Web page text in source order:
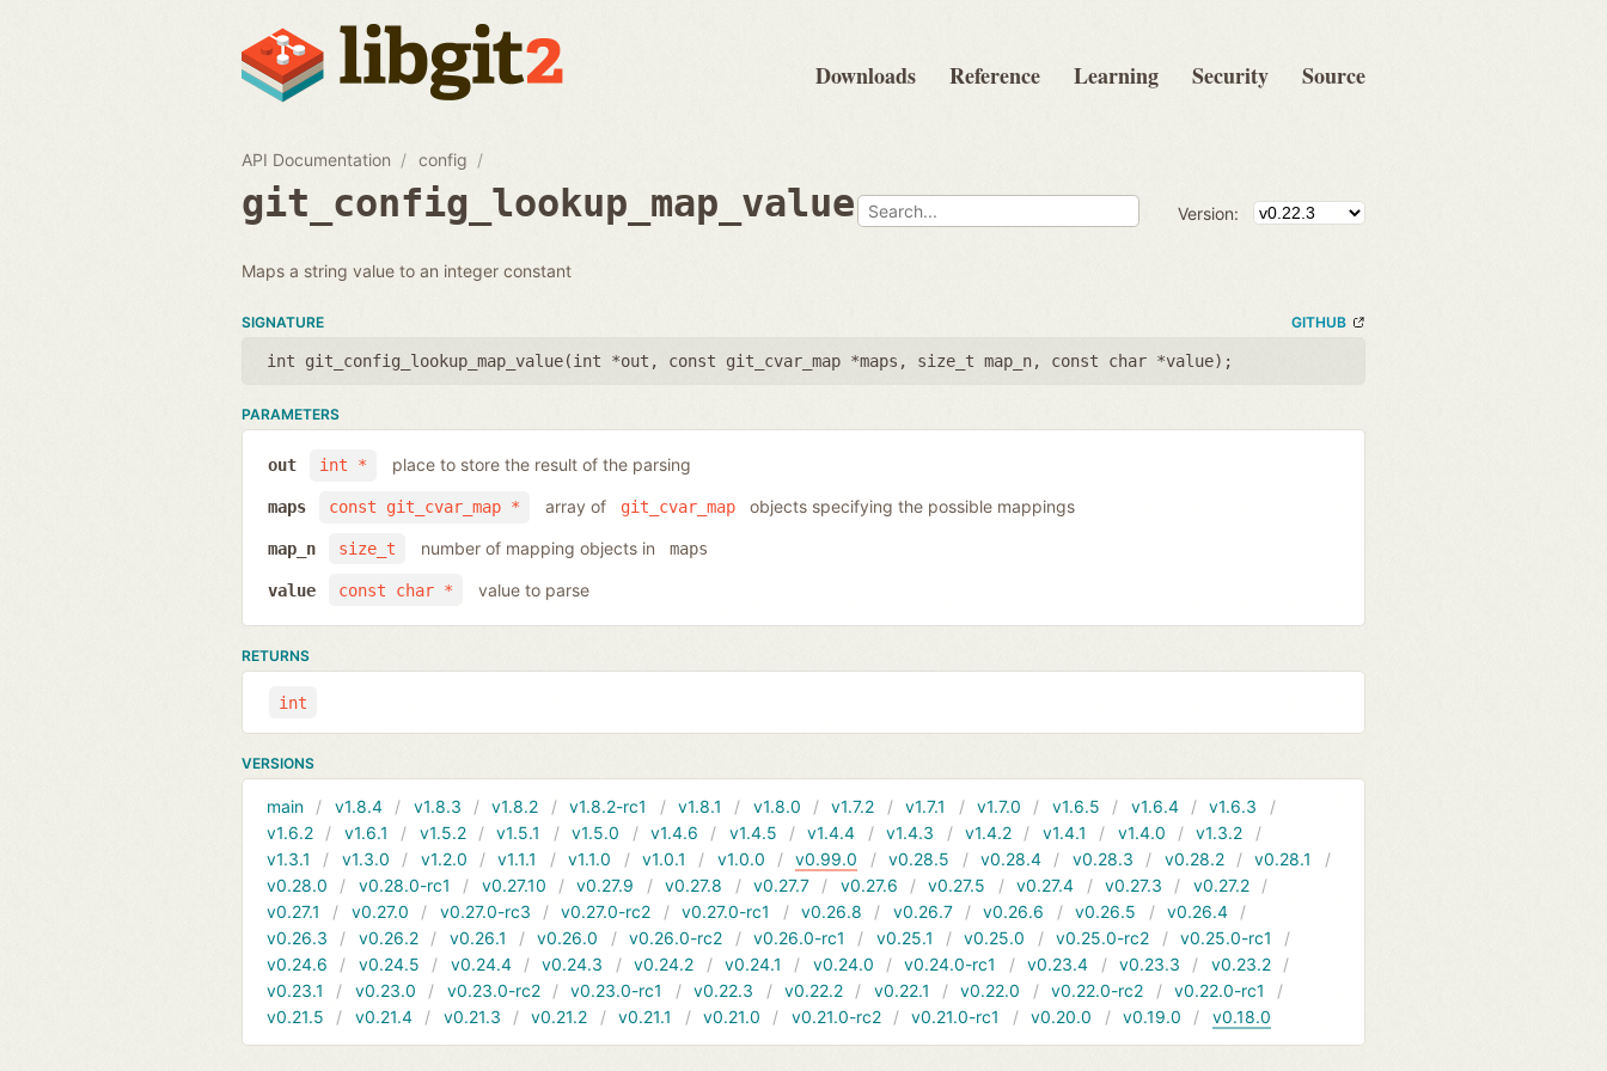
Downloads Reference Learning Security Source
API Documentation config
git_config_lookup_map_value Version:
Maps a string value to an integer constant
SIGNATURE GITHUB
int git_config_lookup_map_value(int *out , const git_cvar_map *maps , size_t map_n, const char *value);
PARAMETERS
int *
out place to store the result of the parsing
const git_cvar_map *
maps array of git_cvar_map objects specifying the possible mappings
size_t
map_n number of mapping objects in maps
const char *
value value to parse
RETURNS
int
VERSIONS
main v1.8.4 v1.8.3 v1.8.2 v1.8.2-rc1 v1.8.1 v1.8.0 v1.7.2 v1.7.1 v1.7.0 v1.6.5 v1.6.4
v1.6.3
v1.6.2
v1.6.1 v1.5.2 v1.5.1 v1.5.0 v1.4.6 v1.4.5 v1.4.4 v1.4.3 v1.4.2 v1.4.1 v1.4.0
v1.3.2
v1.3.1
v1.3.0 v1.2.0 v1.1.1 v1.1.0 v1.0.1 v1.0.0 v0.99.0 v0.28.5 v0.28.4 v0.28.3 v0.28.2
v0.28.1
v0.28.0
v0.28.0-rc1 v0.27.10 v0.27.9 v0.27.8 v0.27.7 v0.27.6 v0.27.5 v0.27.4 v0.27.3
v0.27.2
v0.27.1
v0.27.0 v0.27.0-rc3 v0.27.0-rc2 v0.27.0-rc1 v0.26.8 v0.26.7 v0.26.6 v0.26.5
v0.26.4
v0.26.3
v0.26.2 v0.26.1 v0.26.0 v0.26.0-rc2 v0.26.0-rc1 v0.25.1 v0.25.0 v0.25.0-rc2
v0.25.0-rc1
v0.24.6
v0.24.5 v0.24.4 v0.24.3 v0.24.2 v0.24.1 v0.24.0 v0.24.0-rc1 v0.23.4 v0.23.3
v0.23.2
v0.23.1
v0.23.0 v0.23.0-rc2 v0.23.0-rc1 v0.22.3 v0.22.2 v0.22.1 v0.22.0 v0.22.0-rc2
v0.22.0-rc1
v0.21.5
v0.21.4 v0.21.3 v0.21.2 v0.21.1 v0.21.0 v0.21.0-rc2 v0.21.0-rc1 v0.20.0 v0.19.0 v0.18.0